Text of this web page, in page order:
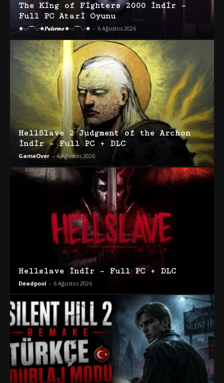
The King of Fighters 2000 İndir –
Full PC Atari Oyunu
★·.·´¯`·.·★𝑷𝒂𝒍𝒆𝒓𝒎𝒐★·.·´¯`·.·★ - 6 Ağustos 2026
HellSlave 2 Judgment of the Archon
İndir – Full PC + DLC
GameOver - 6 Ağustos 2026
Hellslave İndir – Full PC + DLC
Deadpool - 6 Ağustos 2026